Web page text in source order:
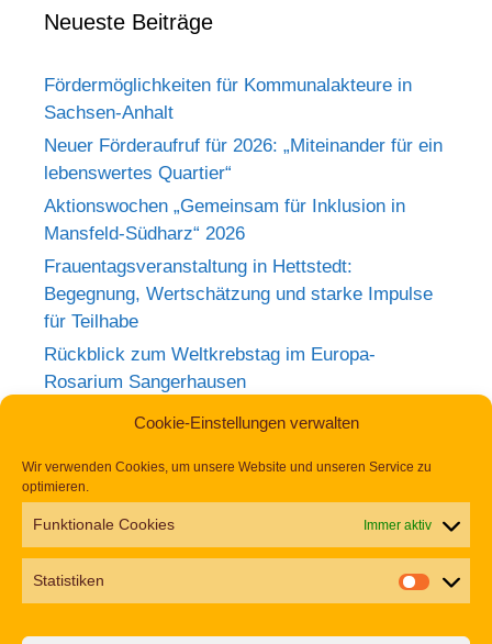
Cookie-Einstellungen verwalten
Wir verwenden Cookies, um unsere Website und unseren Service zu
optimieren.
Funktionale Cookies Immer aktiv
Statistiken
Neueste Beiträge
Fördermöglichkeiten für Kommunalakteure in
Sachsen-Anhalt
Neuer Förderaufruf für 2026: „Miteinander für ein
lebenswertes Quartier“
Aktionswochen „Gemeinsam für Inklusion in
Mansfeld-Südharz“ 2026
Frauentagsveranstaltung in Hettstedt:
Begegnung, Wertschätzung und starke Impulse
für Teilhabe
Rückblick zum Weltkrebstag im Europa-
Rosarium Sangerhausen
Tag der Begegnung 2026 – Jetzt anmelden und
Einladung zur Frauentagsfeier am 11. März in
Hettstedt
Aufruf zu den Aktionswochen „Gemeinsam für
Inklusion in Mansfeld-Südharz“ 2026